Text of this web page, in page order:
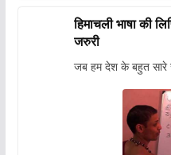
हिमाचली भाषा की लिपि ‘टांकरी’ का संरक्षण
जरुरी
जब हम देश के बहुत सारे